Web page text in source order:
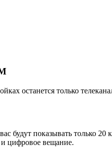
останется только
будут показывать только
цифровое вещание.